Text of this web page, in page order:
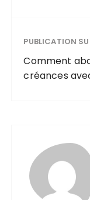
PUBLICATION
Comment
créances